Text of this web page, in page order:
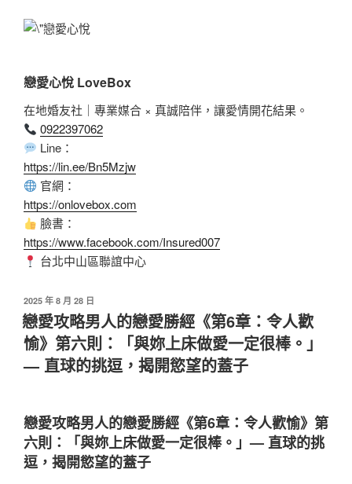
戀愛心悅 LoveBox
在地婚友社｜專業媒合 × 真誠陪伴，讓愛情開花結果。
0922397062
Line：
https://lin.ee/Bn5Mzjw
官網：
https://onlovebox.com
臉書：
https://www.facebook.com/Insured007
台北中山區聯誼中心
2025 年 8 月 28 日
戀愛攻略男人的戀愛勝經《第6章：令人歡
愉》第六則：「與妳上床做愛一定很棒。」
— 直球的挑逗，揭開慾望的蓋子
戀愛攻略男人的戀愛勝經《第6章：令人歡愉》第
六則：「與妳上床做愛一定很棒。」— 直球的挑
逗，揭開慾望的蓋子